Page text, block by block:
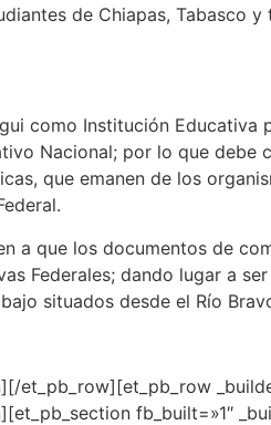
de Chiapas, Tabasco y
como Institución Educativa
Nacional; por lo que debe
que emanen de los
a que los documentos de
Federales; dando lugar a
situados desde el Río
et_pb_row][et_pb_row
fb_built=»1″